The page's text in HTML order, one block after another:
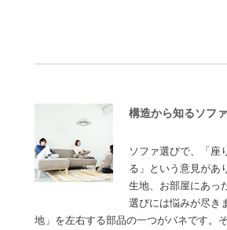
構造から知るソフ
ソファ選びで、「座
る」という意見があ
生地、お部屋にあっ
選びには悩みが尽き
地」を左右する部品の一つがバネです。